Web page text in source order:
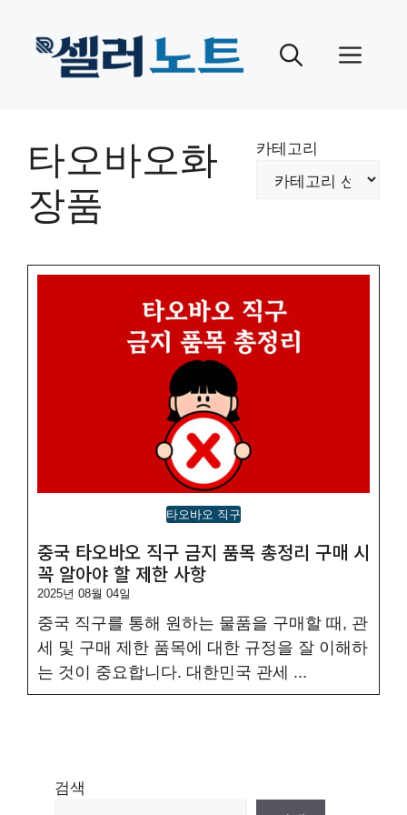
content
타오바오화
장품
카테고리
타오바오 직구
중국 타오바오 직구 금지 품목 총정리 구매 시
꼭 알아야 할 제한 사항
2025년 08월 04일
중국 직구를 통해 원하는 물품을 구매할 때, 관
세 및 구매 제한 품목에 대한 규정을 잘 이해하
는 것이 중요합니다. 대한민국 관세 ...
검색